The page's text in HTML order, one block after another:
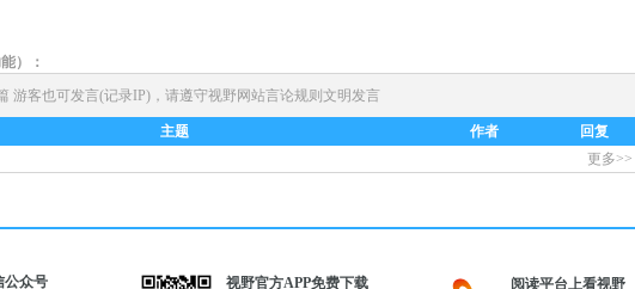
）：
游客也可发言(记录IP)，请遵守视野网站言论规则 文明发言
主题 作者
回复
更多>>
公众号 视野官方APP免费下载 阅读平台上看视野